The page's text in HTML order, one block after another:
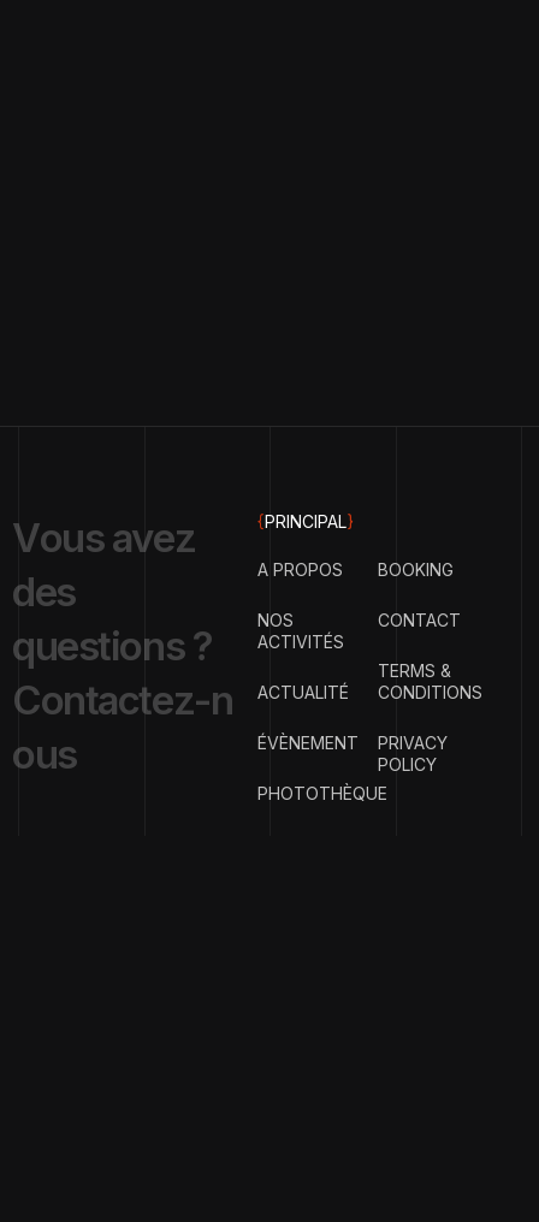
Vousavez
des
questions?
Contactez-n
ous
{PRINCIPAL}
A PROPOS
NOS
ACTIVITÉS
ACTUALITÉ
ÉVÈNEMENT
PHOTOTHÈQUE
BOOKING
CONTACT
TERMS &
CONDITIONS
PRIVACY
POLICY